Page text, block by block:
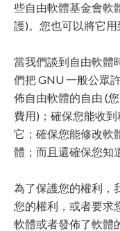
些自由軟體基金會軟
護)。您也可以將它用
當我們談到自由軟體
們把 GNU 一般公眾
佈自由軟體的自由 (
費用)；確保您能收
它；確保您能修改軟
體；而且還確保您知
為了保護您的權利，
您的權利，或者要求
軟體或者發佈了軟體